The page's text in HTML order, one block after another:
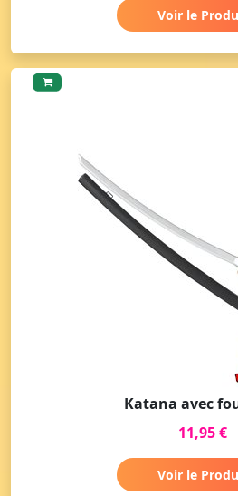
Voir le
Katana avec
11,95 €
Voir le